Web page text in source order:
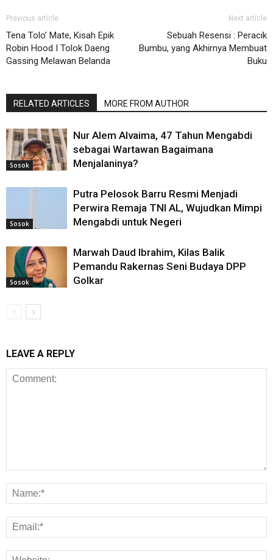
Previous article
Tena Tolo’ Mate, Kisah Epik
Robin Hood I Tolok Daeng
Gassing Melawan Belanda
Next article
Sebuah Resensi : Peracik
Bumbu, yang Akhirnya Membuat
Buku
RELATED ARTICLES MORE FROM AUTHOR
Sosok
Nur Alem Alvaima, 47 Tahun Mengabdi
sebagai Wartawan Bagaimana
Menjalaninya?
Sosok
Putra Pelosok Barru Resmi Menjadi
Perwira Remaja TNI AL, Wujudkan Mimpi
Mengabdi untuk Negeri
Sosok
Marwah Daud Ibrahim, Kilas Balik
Pemandu Rakernas Seni Budaya DPP
Golkar
LEAVE A REPLY